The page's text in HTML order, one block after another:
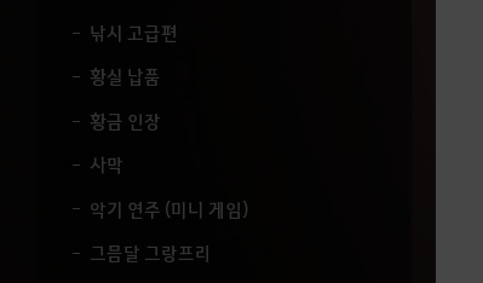
낚시 고급편
황실 납품
황금 인장
사막
악기 연주 (미니 게임)
그믐달 그랑프리